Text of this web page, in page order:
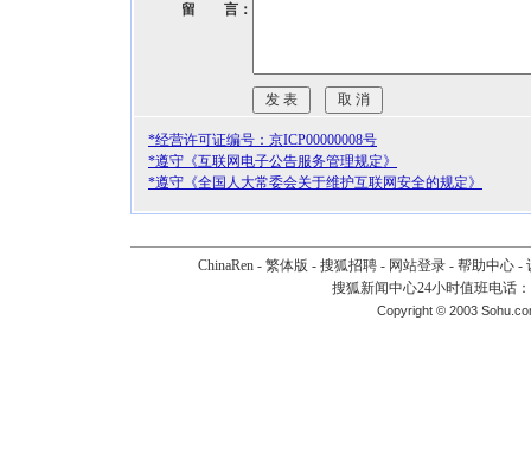
留 言：
*经营许可证编号：京ICP00000008号
*遵守《互联网电子公告服务管理规定》
*遵守《全国人大常委会关于维护互联网安全的规定》
ChinaRen - 繁体版 - 搜狐招聘 - 网站登录 - 帮助中心 -
搜狐新闻中心24小时值班电话
Copyright © 2003